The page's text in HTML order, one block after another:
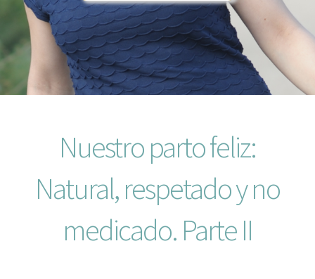
Nuestro parto feliz:
Natural, respetado y no
medicado. Parte II